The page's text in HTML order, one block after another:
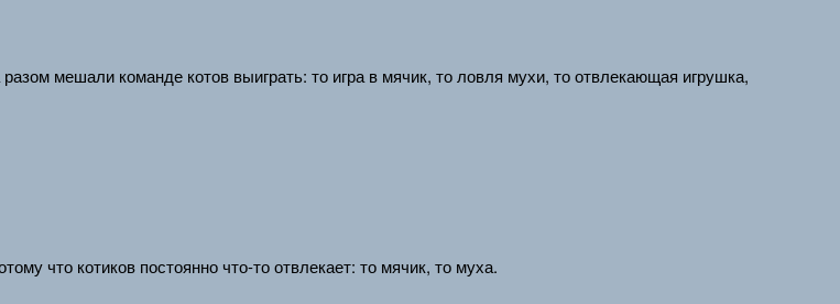
мешали команде котов выиграть: то игра в мячик, то ловля мухи, то отвлекающая игрушка,
что котиков постоянно что-то отвлекает: то мячик, то муха.